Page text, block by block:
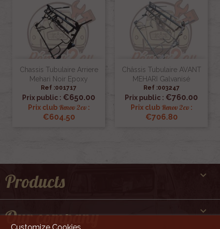
Chassis Tubulaire Arriere
Mehari Noir Epoxy
Ref :001717
Prix public : €650.00
Prix club Renov 2cv:
€604.50
Châssis Tubulaire AVANT
MEHARI Galvanisé
Ref :003247
Prix public : €760.00
Prix club Renov 2cv:
€706.80
Products 
Our company 